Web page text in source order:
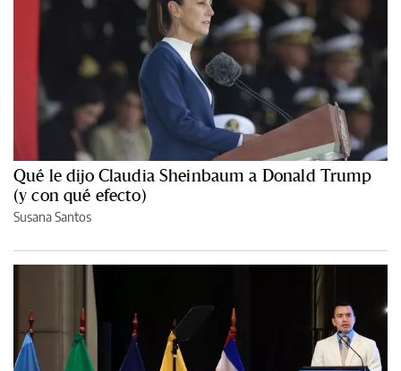
Qué le dijo Claudia Sheinbaum a Donald Trump
(y con qué efecto)
Susana Santos